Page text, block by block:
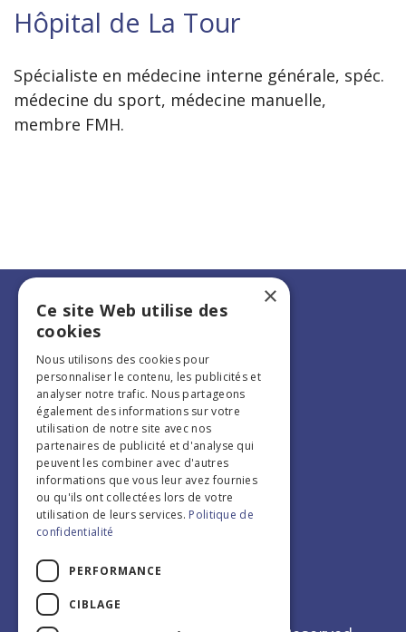
Hôpital de La Tour
Spécialiste en médecine interne générale, spéc.
médecine du sport, médecine manuelle,
membre FMH.
Edition 2026
Infos pratiques
×
Ce site Web utilise des
cookies
Nous utilisons des cookies pour
personnaliser le contenu, les publicités et
analyser notre trafic. Nous partageons
également des informations sur votre
utilisation de notre site avec nos
partenaires de publicité et d'analyse qui
peuvent les combiner avec d'autres
informations que vous leur avez fournies
ou qu'ils ont collectées lors de votre
utilisation de leurs services. Politique de
confidentialité
PERFORMANCE
CIBLAGE